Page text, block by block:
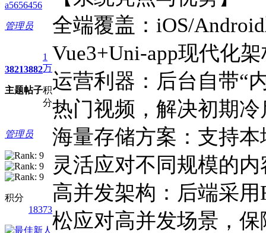
a5656456
管理员
3821
主题
3882
帖子
1
万
积
分
管理员
积分
18373
全端覆盖：iOS/
Vue3+Uni-app现代化
运营利器：后台自带“
热门视频，解决初期
海量存储方案：支持
灵活应对不同规模的
高并发架构：后端采用
松应对高并发场景，